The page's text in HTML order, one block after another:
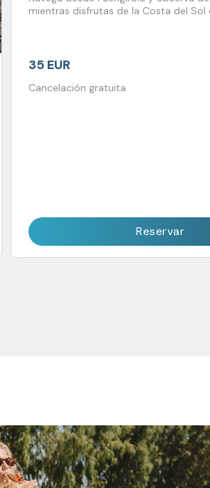
mientras disfrutas de la Costa del Sol
35 EUR
Cancelación gratuita
Reservar